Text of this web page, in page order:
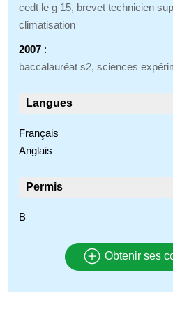
cedt le g 15, brevet technicien
climatisation
2007 :
baccalauréat s2, sciences
Langues
Français
Anglais
Permis
B
Obtenir ses